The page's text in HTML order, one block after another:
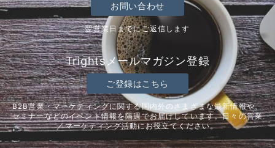
お問い合わせ
翌営業日までにご返信します
Trightsメールマガジン登録
ご登録はこちら
B2B営業・マーケティングに関する国内外のさまざまな最新情報や、
セミナーなどのイベント情報を隔週でお届けしています。日々の営業
／マーケティング活動にお役立てください。